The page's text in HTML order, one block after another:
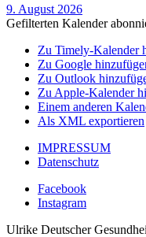
9. August 2026
Gefilterten Kalender
Zu Timely-Kalender
Zu Google
Zu Outlook
Zu Apple-Kalender
Einem anderen
Als XML exportieren
IMPRESSUM
Datenschutz
Facebook
Instagram
Ulrike Deutscher